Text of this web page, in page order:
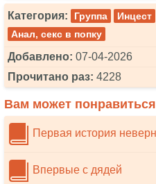
Категория: Группа Инцест
Анал, секс в попку
Добавлено: 07-04-2026
Прочитано раз: 4228
Вам может понравиться
Первая история
Впервые с дядей